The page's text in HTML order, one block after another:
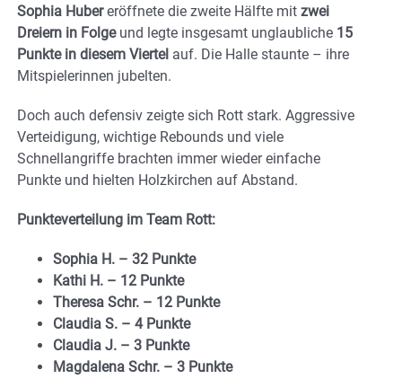
Sophia Hubereröffnete die zweite Hälfte mit zwei
Dreiern in Folgeund legte insgesamt unglaubliche 15
Punkte in diesem Viertel auf. Die Halle staunte – ihre
Mitspielerinnen jubelten.
Doch auch defensiv zeigte sich Rott stark. Aggressive
Verteidigung, wichtige Rebounds und viele
Schnellangriffe brachten immer wieder einfache
Punkte und hielten Holzkirchen auf Abstand.
Punkteverteilung im Team Rott:
Sophia H. – 32 Punkte
Kathi H. – 12 Punkte
Theresa Schr. – 12 Punkte
Claudia S. – 4 Punkte
Claudia J. – 3 Punkte
Magdalena Schr. – 3 Punkte